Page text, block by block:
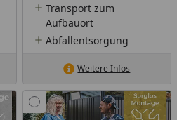
Transport zum
Aufbauort
Abfallentsorgung
Weitere Infos